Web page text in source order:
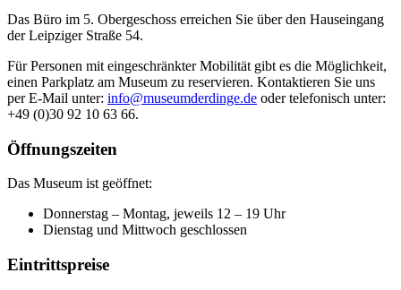
Das Büro im 5. Obergeschoss erreichen Sie über den Hauseingang
der Leipziger Straße 54.
Für Personen mit eingeschränkter Mobilität gibt es die Möglichkeit,
einen Parkplatz am Museum zu reservieren. Kontaktieren Sie uns
per E-Mail unter: info@museumderdinge.de oder telefonisch unter:
+49 (0)30 92 10 63 66.
Öffnungszeiten
Das Museum ist geöffnet:
Donnerstag – Montag, jeweils 12 – 19 Uhr
Dienstag und Mittwoch geschlossen
Eintrittspreise